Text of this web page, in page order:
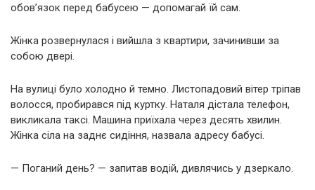
обов’язок перед бабусею — допомагай їй сам.
Жінка розвернулася і вийшла з квартири, зачинивши за
собою двері.
На вулиці було холодно й темно. Листопадовий вітер тріпав
волосся, пробирався під куртку. Наталя дістала телефон,
викликала таксі. Машина приїхала через десять хвилин.
Жінка сіла на заднє сидіння, назвала адресу бабусі.
— Поганий день? — запитав водій, дивлячись у дзеркало.